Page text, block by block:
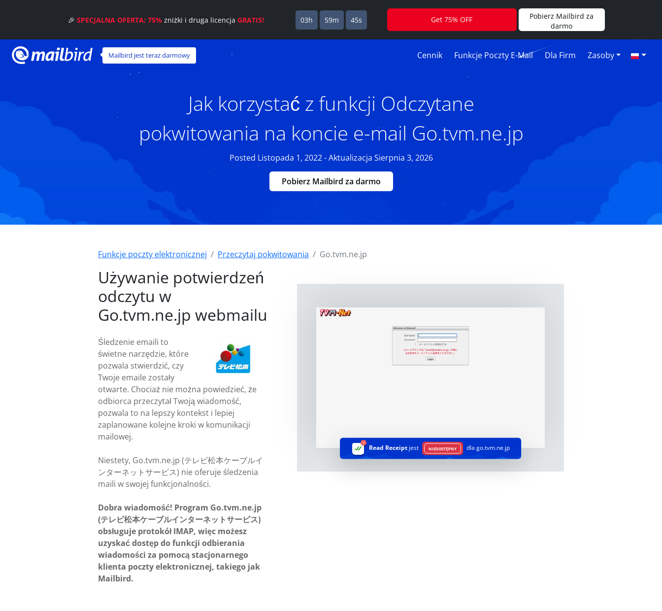
Mailbird jest teraz darmowy Cennik Funkcje Poczty E-Mail Dla Firm Zasoby
Jak korzystać z funkcji Odczytane
pokwitowania na koncie e-mail Go.tvm.ne.jp
Posted Listopada 1, 2022 - Aktualizacja Sierpnia 3, 2026
Pobierz Mailbird za darmo
Funkcje poczty elektronicznej Przeczytaj pokwitowania Go.tvm.ne.jp
Używanie potwierdzeń
odczytu w
Go.tvm.ne.jp webmailu
Śledzenie emaili to
świetne narzędzie, które
pozwala stwierdzić, czy
Twoje emaile zostały
otwarte. Chociaż nie można powiedzieć, że
odbiorca przeczytał Twoją wiadomość,
pozwala to na lepszy kontekst i lepiej
zaplanowane kolejne kroki w komunikacji
mailowej.
Niestety, Go.tvm.ne.jp (テレビ松本ケーブルイ
ンターネットサービス) nie oferuje śledzenia
maili w swojej funkcjonalności.
Dobra wiadomość! Program Go.tvm.ne.jp
(テレビ松本ケーブルインターネットサービス)
obsługuje protokół IMAP, więc możesz
uzyskać dostęp do funkcji odbierania
wiadomości za pomocą stacjonarnego
klienta poczty elektronicznej, takiego jak
Mailbird.
Read Receipt jest NIEDOSTĘPNY dla go.tvm.ne.jp
🎉SPECJALNA OFERTA: 75% zniżki i druga licencjaGRATIS! 03h 59m 44s Get 75% OFF
Pobierz Mailbird za
darmo